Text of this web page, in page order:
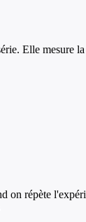
Elle mesure
on répète